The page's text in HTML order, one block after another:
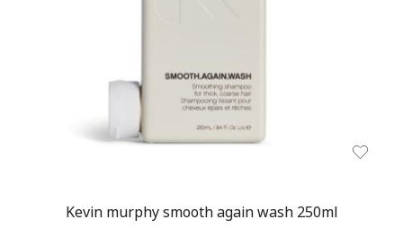
Kevin murphy smooth again wash 250ml